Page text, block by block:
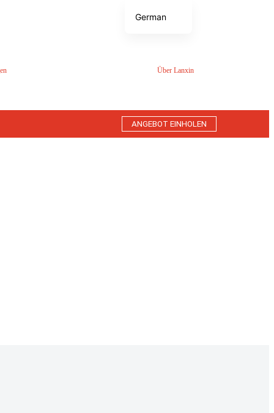
Über Lanxin
ANGEBOT EINHOLEN
German
Thai
Spanish